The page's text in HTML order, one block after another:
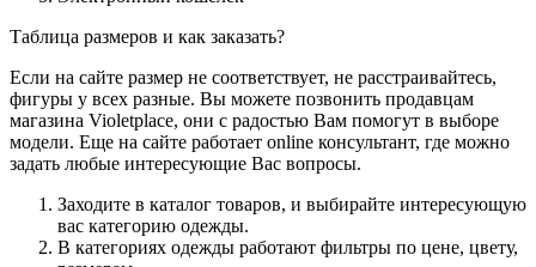
Таблица размеров и как заказать?
Если на сайте размер не соответствует, не расстраивайтесь,
фигуры у всех разные. Вы можете позвонить продавцам
магазина Violetplace, они с радостью Вам помогут в выборе
модели. Еще на сайте работает online консультант, где можно
задать любые интересующие Вас вопросы.
Заходите в каталог товаров, и выбирайте интересующую
вас категорию одежды.
В категориях одежды работают фильтры по цене, цвету,